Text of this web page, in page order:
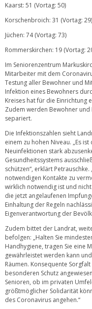
Kaarst: 51 (Vortag: 50)
Korschenbroich: 31 (Vortag: 29)
Jüchen: 74 (Vortag: 73)
Rommerskirchen: 19 (Vortag:
Im Seniorenzentrum
Mitarbeiter mit dem
Testung aller Bewohner und
Infektion eines Bewohners
Kreises hat für die Einrichtung
Zudem werden Bewohner
separiert.
Die Infektionszahlen sieht
einem zu hohen Niveau. „Es
Neuinfektionen stark
Gesundheitssystems
schützen“, erklärt
notwendigen Kontakte zu
wirklich notwendig ist und
die jetzt angelaufenen
Einhaltung der Regeln
Eigenverantwortung der
Zudem bittet der Landrat,
befolgen: „Halten Sie
Handhygiene, tragen Sie eine
gewährleistet werden kann
Räumen. Konsequente
besonderen Schutz
Senioren, ob im privaten
größtmöglicher Solidarität
des Coronavirus angehen.“